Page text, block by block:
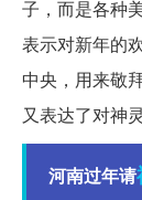
子，而是各种
表示对新年的
中央，用来敬
又表达了对神
河南过年请